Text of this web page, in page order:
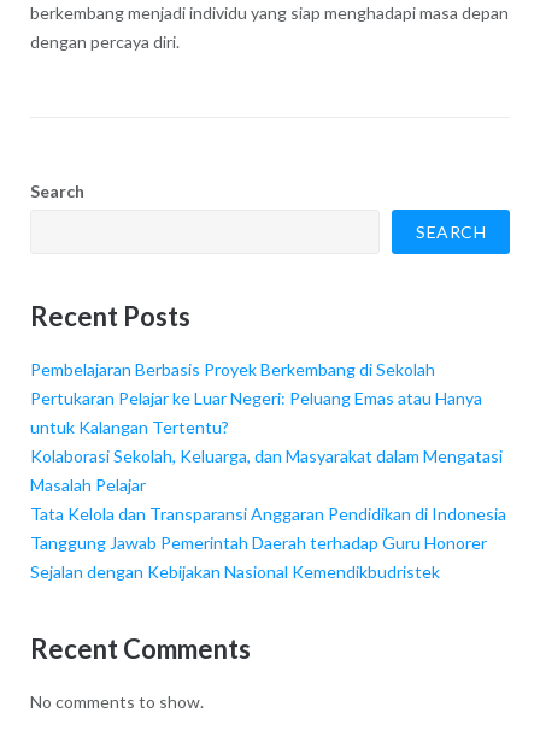
berkembang menjadi individu yang siap menghadapi masa depan
dengan percaya diri.
Search
SEARCH
Recent Posts
Pembelajaran Berbasis Proyek Berkembang di Sekolah
Pertukaran Pelajar ke Luar Negeri: Peluang Emas atau Hanya
untuk Kalangan Tertentu?
Kolaborasi Sekolah, Keluarga, dan Masyarakat dalam Mengatasi
Masalah Pelajar
Tata Kelola dan Transparansi Anggaran Pendidikan di Indonesia
Tanggung Jawab Pemerintah Daerah terhadap Guru Honorer
Sejalan dengan Kebijakan Nasional Kemendikbudristek
Recent Comments
No comments to show.